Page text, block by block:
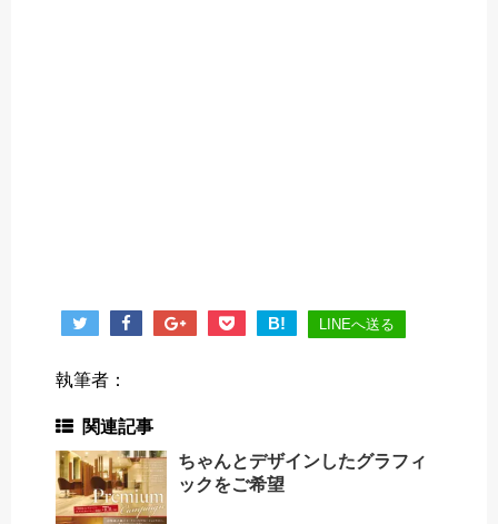
B! LINEへ送る
執筆者：
関連記事
ちゃんとデザインしたグラフィ
ックをご希望